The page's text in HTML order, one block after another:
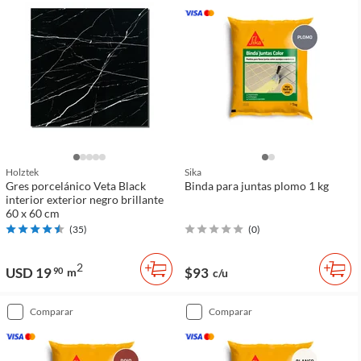
Holztek
Gres porcelánico Veta Black
interior exterior negro brillante
60 x 60 cm
(35)
USD 1990 m2
Sika
Binda para juntas plomo 1 kg
(0)
$93 c/u
comparar comparar